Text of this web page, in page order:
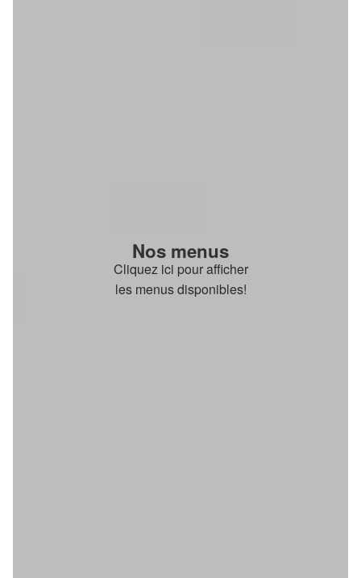
Nos menus
Cliquez ici pour afficher
les menus disponibles!